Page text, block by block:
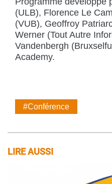
(ULB), Florence Le
(VUB), Geoffroy
Werner (Tout Autre
Vandenbergh
Academy.
#Conférence
LIRE AUSSI